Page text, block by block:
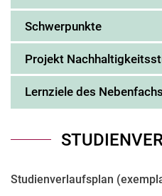
Schwerpunkte
Projekt
Lernziele des Nebenfachs
Studienverlaufsplan